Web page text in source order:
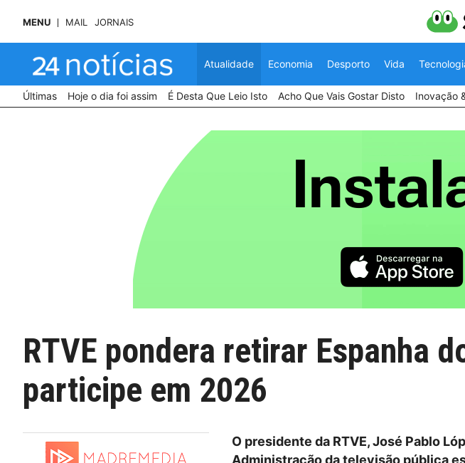
MENU MAIL JORNAIS
Atualidade Economia Desporto Vida
Últimas Hoje o dia foi assim É Desta Que Leio Isto Acho Que Vais Gostar Disto Inovação
RTVE pondera retirar Espanha
participe em 2026
O presidente da RTVE, José Pablo
Administração da televisão pública